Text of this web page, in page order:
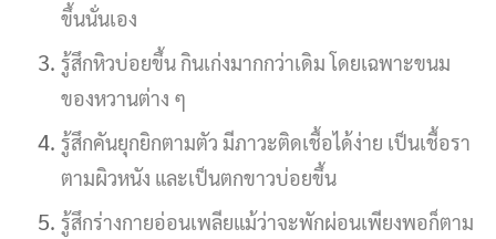
ขึ้นนั่นเอง
รู้สึกหิวบ่อยขึ้น กินเก่งมากกว่าเดิม โดยเฉพาะขนม
ของหวานต่าง ๆ
รู้สึกคันยุกยิกตามตัว มีภาวะติดเชื้อได้ง่าย เป็นเชื้อรา
ตามผิวหนัง และเป็นตกขาวบ่อยขึ้น
รู้สึกร่างกายอ่อนเพลียแม้ว่าจะพักผ่อนเพียงพอก็ตาม